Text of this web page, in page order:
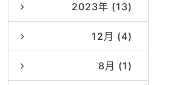
2023年 (13)
12月 (4)
8月 (1)